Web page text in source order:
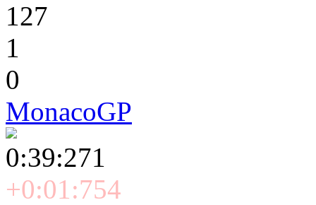
127
1
0
MonacoGP
0:39:271
+0:01:754